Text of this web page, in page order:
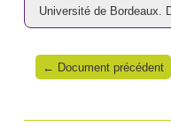
Université de Bordeaux.
← Document précédent